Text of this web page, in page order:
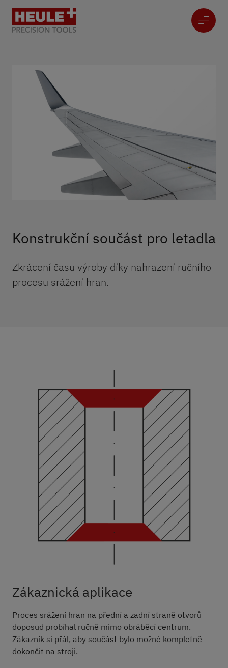
Konstrukční součást pro letadla
Zkrácení času výroby díky nahrazení ručního
procesu srážení hran.
Zákaznická aplikace
Proces srážení hran na přední a zadní straně otvorů
doposud probíhal ručně mimo obráběcí centrum.
Zákazník si přál, aby součást bylo možné kompletně
dokončit na stroji.